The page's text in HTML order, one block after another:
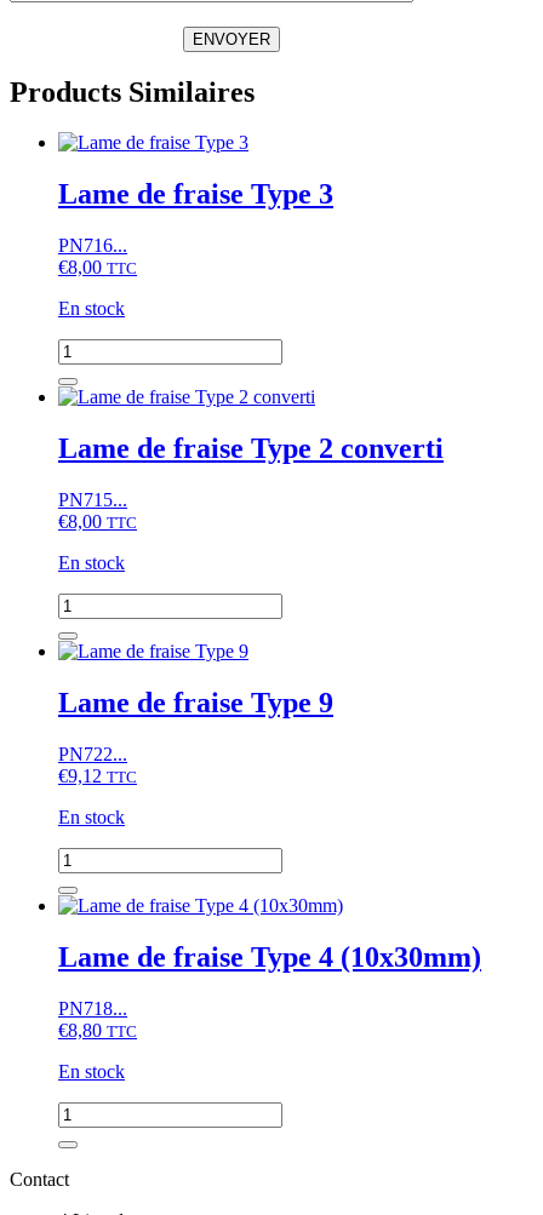
ENVOYER
Products Similaires
Lame de fraise Type 3
PN716...
€8,00 TTC
En stock
quantité
de
Lame
fraise
Type
Lame de fraise Type 2 converti
PN715...
€8,00 TTC
En stock
quantité
de
Lame
fraise
Type
converti
Lame de fraise Type 9
PN722...
€9,12 TTC
En stock
quantité
de
Lame
fraise
Type
Lame de fraise Type 4 (10x30mm)
PN718...
€8,80 TTC
En stock
quantité
de
Lame
de
Contact